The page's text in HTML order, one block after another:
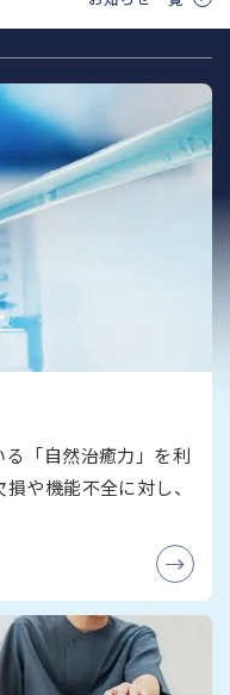
「自然治癒力」を利
や機能不全に対し、